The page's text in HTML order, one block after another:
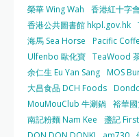
榮華 Wing Wah
香港紅十字
香港公共圖書館 hkpl.gov.hk
海馬 Sea Horse
Pacific
Ulfenbo 歐化寶 TeaWood
余仁生 Eu Yan Sang MOS
大昌食品 DCH Foods
MouMouClub 牛涮鍋 裕華
南記粉麵 Nam Kee
盞記